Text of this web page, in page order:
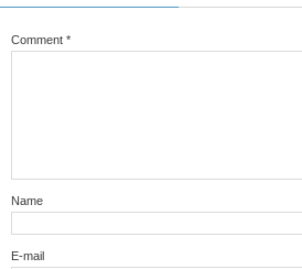
Comment *
Name
E-mail